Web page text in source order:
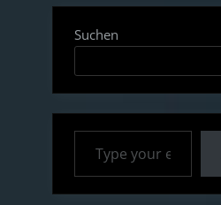
Suchen
Type your email…